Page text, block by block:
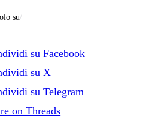
su/
su Facebook
su X
su Telegram
on Threads